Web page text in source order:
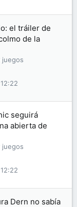
el tráiler de
de la
juegos
seguirá
abierta de
juegos
Dern no sabía